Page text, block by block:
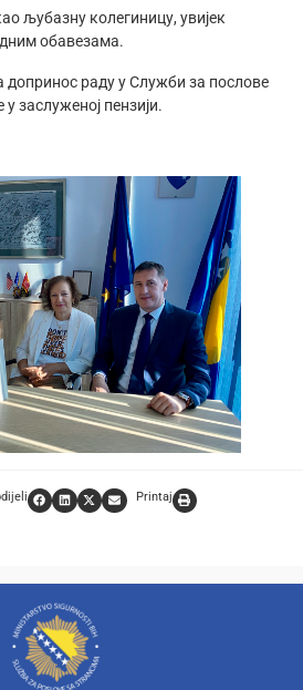
љубазну колегиницу, увијек
обавезама.
допринос раду у Служби за послове
заслуженој пензији.
Printaj